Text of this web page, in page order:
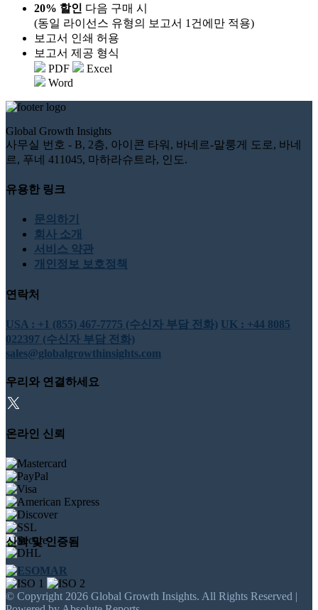
20% 할인 다음 구매 시
(동일 라이선스 유형의 보고서 1건에만 적용)
보고서 인쇄 허용
보고서 제공 형식
PDF
Excel
Word
Global Growth Insights
사무실 번호 - B, 2층, 아이콘 타워, 바네르-말룽게 도로, 바네
르, 푸네 411045, 마하라슈트라, 인도.
유용한 링크
문의하기
회사 소개
서비스 약관
개인정보 보호정책
연락처
USA : +1 (855) 467-7775 (수신자 부담 전화) UK : +44 8085
022397 (수신자 부담 전화)
sales@globalgrowthinsights.com
우리와 연결하세요
온라인 신뢰
신뢰 및 인증됨
© Copyright 2026 Global Growth Insights. All Rights Reserved |